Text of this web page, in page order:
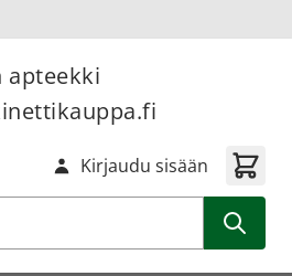
apteekki
Kirjaudu sisään